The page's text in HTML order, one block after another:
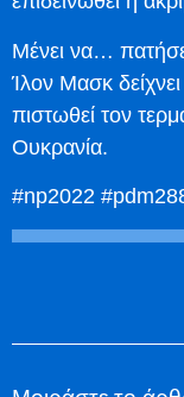
Μένει να…
Ίλον Μασκ
πιστωθεί τον
Ουκρανία.
#np2022